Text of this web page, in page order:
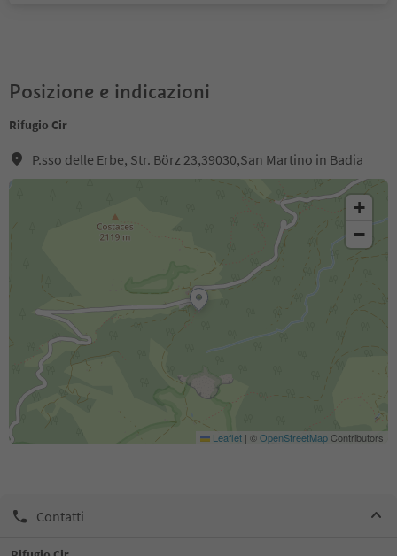
Posizione e indicazioni
Rifugio Cir
P.sso delle Erbe, Str. Börz 23,39030,San Martino in Badia
+
−
Leaflet | ©OpenStreetMapContributors
Contatti